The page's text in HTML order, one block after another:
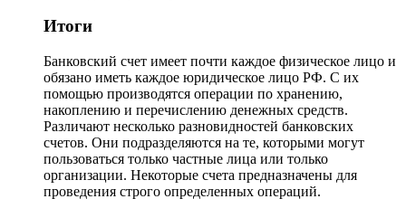
Итоги
Банковский счет имеет почти каждое физическое лицо и
обязано иметь каждое юридическое лицо РФ. С их
помощью производятся операции по хранению,
накоплению и перечислению денежных средств.
Различают несколько разновидностей банковских
счетов. Они подразделяются на те, которыми могут
пользоваться только частные лица или только
организации. Некоторые счета предназначены для
проведения строго определенных операций.